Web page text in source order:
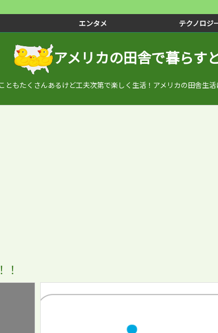
エンタメ テクノロジ
アメリカの田舎で暮らす
ともたくさんあるけど工夫次第で楽しく生活！アメリカの田舎生活